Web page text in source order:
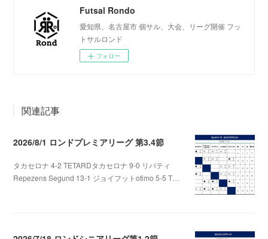
Futsal Rondo
愛知県、名古屋市 個サル、大会、リーグ開催 フッ
トサルロンド
フォロー
関連記事
2026/8/1 ロンドプレミアリーグ 第3.4節
タカセロナ 4-2 TETARDタカセロナ 9-0 リバティ
Repezens Segund 13-1 ジョイフットotimo 5-5 T…